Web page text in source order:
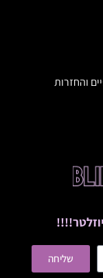
והחזרות
שליחה